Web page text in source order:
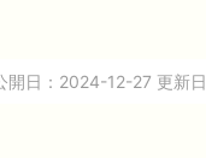
開日：2024-12-27 更新